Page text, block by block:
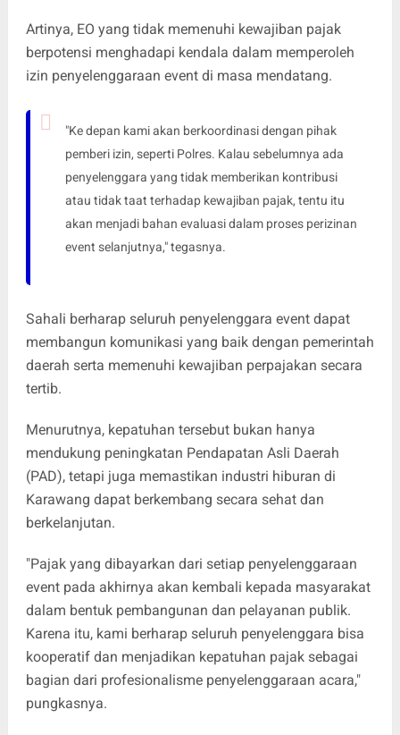
Artinya, EO yang tidak memenuhi kewajiban pajak
berpotensi menghadapi kendala dalam memperoleh
izin penyelenggaraan event di masa mendatang.
"Ke depan kami akan berkoordinasi dengan pihak
pemberi izin, seperti Polres. Kalau sebelumnya ada
penyelenggara yang tidak memberikan kontribusi
atau tidak taat terhadap kewajiban pajak, tentu itu
akan menjadi bahan evaluasi dalam proses perizinan
event selanjutnya," tegasnya.
Sahali berharap seluruh penyelenggara event dapat
membangun komunikasi yang baik dengan pemerintah
daerah serta memenuhi kewajiban perpajakan secara
tertib.
Menurutnya, kepatuhan tersebut bukan hanya
mendukung peningkatan Pendapatan Asli Daerah
(PAD), tetapi juga memastikan industri hiburan di
Karawang dapat berkembang secara sehat dan
berkelanjutan.
"Pajak yang dibayarkan dari setiap penyelenggaraan
event pada akhirnya akan kembali kepada masyarakat
dalam bentuk pembangunan dan pelayanan publik.
Karena itu, kami berharap seluruh penyelenggara bisa
kooperatif dan menjadikan kepatuhan pajak sebagai
bagian dari profesionalisme penyelenggaraan acara,"
pungkasnya.